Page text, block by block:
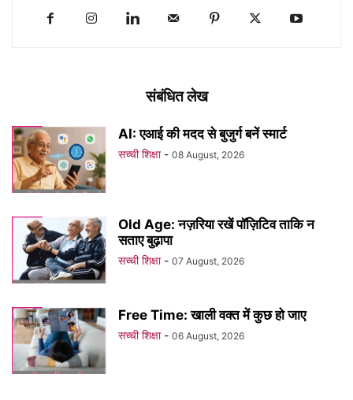
संबंधित लेख
AI: एआई की मदद से बुजुर्ग बनें स्मार्ट
सच्ची शिक्षा - 08 August, 2026
Old Age: नज़रिया रखें पॉज़िटिव ताकि न
सताए बुढ़ापा
सच्ची शिक्षा - 07 August, 2026
Free Time: खाली वक्त में कुछ हो जाए
सच्ची शिक्षा - 06 August, 2026